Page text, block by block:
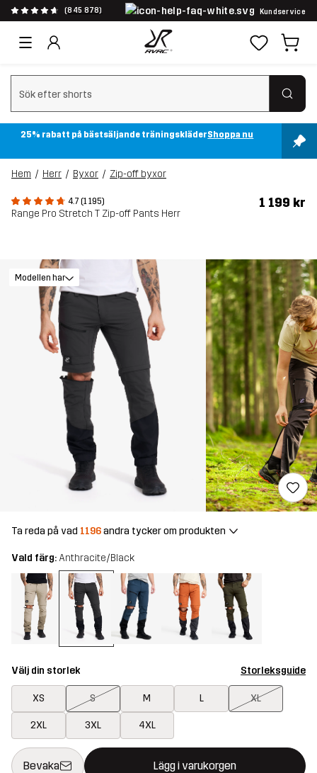
(845 878) Kundservice
Rensa sök
25% rabatt på bästsäljande träningskläderShoppa nu
Hem Herr Byxor Zip-off byxor
4.7 (1 195)
Range Pro Stretch T Zip-off Pants Herr
1 199 kr
Modellen har
Ta reda på vad 1196andra tycker om produkten
Vald färg: Anthracite/Black
Välj din storlek Storleksguide
XS S M L XL
2XL 3XL 4XL
Bevaka Lägg i varukorgen
Denna knapp kommer att öppna en modal som bekräftar en ny
{{size}} inte tillgänglig